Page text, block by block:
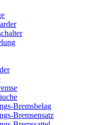
Bremsbelag
Bremsensatz